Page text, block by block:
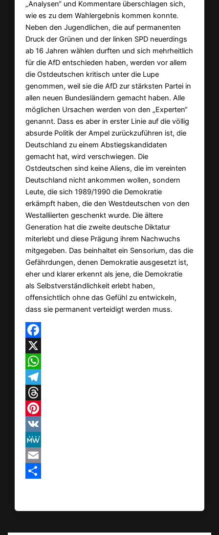
„Analysen“ und Kommentare überschlagen sich,
wie es zu dem Wahlergebnis kommen konnte.
Neben den Jugendlichen, die auf permanenten
Druck der Grünen und der linken SPD neuerdings
ab 16 Jahren wählen durften und sich mehrheitlich
für die AfD entschieden haben, werden vor allem
die Ostdeutschen kritisch unter die Lupe
genommen, weil sie die AfD zur stärksten Partei in
allen neuen Bundesländern gemacht haben. Alle
möglichen Ursachen werden von den „Experten“
genannt. Dass es aber in erster Linie auf die völlig
absurde Politik der Ampel zurückzuführen ist, die
Deutschland zu einem Abstiegskandidaten
gemacht hat, wird verschwiegen. Die
Ostdeutschen sind keine Aliens, die im vereinten
Deutschland nicht ankommen wollen, sondern
Leute, die sich 1989/1990 die Demokratie
erkämpft haben, die den Westdeutschen von den
Westalliierten geschenkt wurde. Die ältere
Generation hat die zweite deutsche Diktatur
miterlebt und diese Prägung ihrem Nachwuchs
mitgegeben. Das beinhaltet ein Sensorium, das die
Gefährdungen, denen Demokratie ausgesetzt ist,
eher und klarer erkennt als jene, die Demokratie
als Selbstverständlichkeit erlebt haben,
offensichtlich ohne das Gefühl zu entwickeln,
dass sie permanent verteidigt werden muss.
Facebook
X
WhatsApp
Telegram
Threads
Pinterest
VK
MeWe
Email